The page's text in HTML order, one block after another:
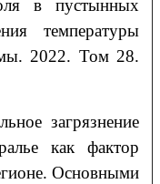
в пустынных
температуры
2022. Том 28.
загрязнение
как фактор
Основными